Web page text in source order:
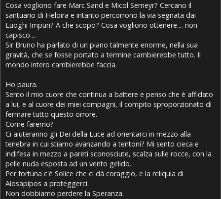
Cosa vogliono fare Marc Sand e Micol Semeyr? Cercano il
santuario di Heloira e intanto percorrono la via segnata dai
Luoghi Impuri? A che scopo? Cosa vogliono ottenere.... non
capisco....
Sir Bruno ha parlato di un piano talmente enorme, nella sua
gravità, che se fosse portato a termine cambierebbe tutto. Il
mondo intero cambierebbe faccia.
Ho paura.
Sento il mio cuore che continua a battere e penso che è affidato
a lui, e al cuore dei miei compagni, il compito sproporzionato di
fermare tutto questo orrore.
Come faremo?
Ci aiuteranno gli Dei della Luce ad orientarci in mezzo alla
tenebra in cui stiamo avanzando a tentoni? Mi sento cieca e
indifesa in mezzo a pareti sconosciute, scalza sulle rocce, con la
pelle nuda esposta ad un vento gelido.
Per fortuna c'è Solice che ci dà coraggio, e la reliquia di
Aiosapipos a proteggerci.
Non dobbiamo perdere la Speranza.